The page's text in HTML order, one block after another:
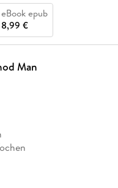
eBook epub
8,99 €
Man